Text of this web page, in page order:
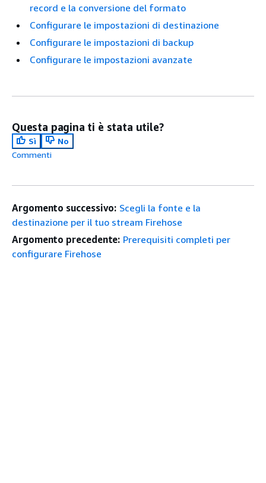
record e la conversione del formato
Configurare le impostazioni di destinazione
Configurare le impostazioni di backup
Configurare le impostazioni avanzate
Questa pagina ti è stata utile?
Sì
No
Commenti
Argomento successivo: Scegli la fonte e la
destinazione per il tuo stream Firehose
Argomento precedente: Prerequisiti completi per
configurare Firehose